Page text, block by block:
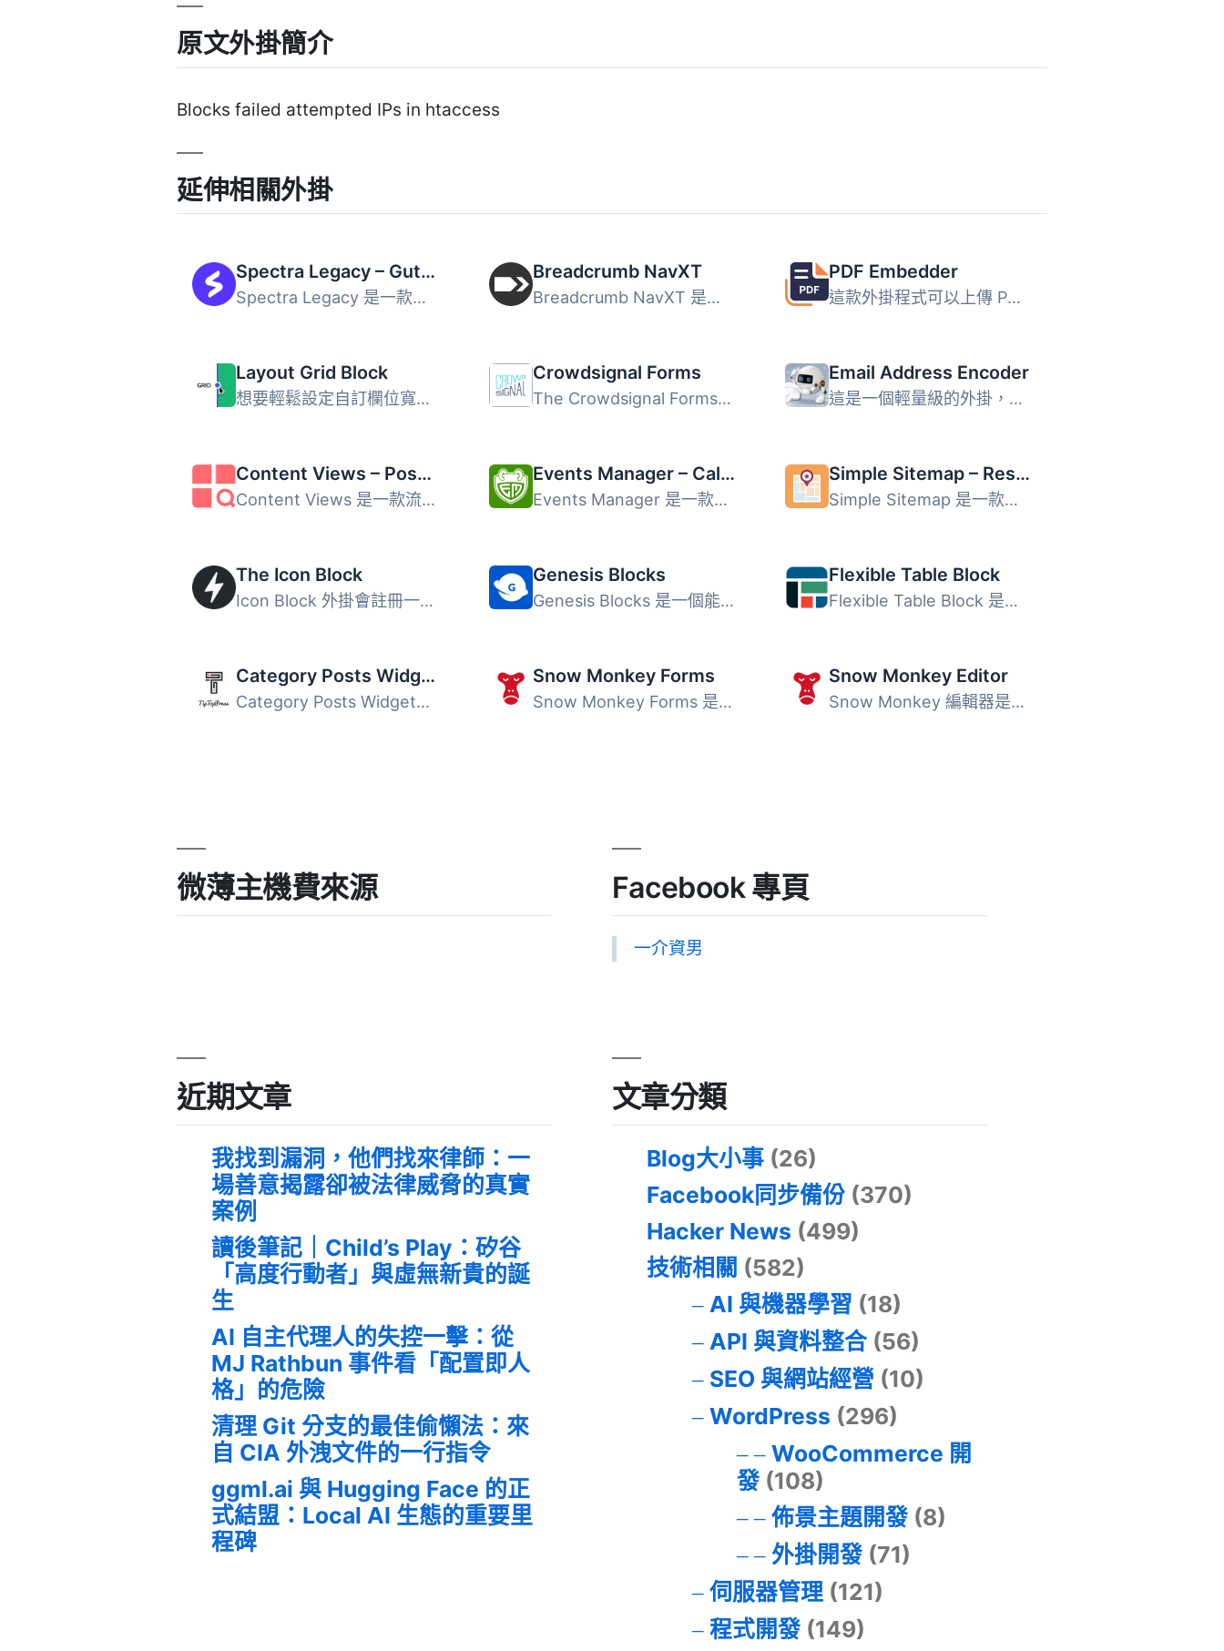
原文外掛簡介
Blocks failed attempted IPs in htaccess
延伸相關外掛
Spectra Legacy – Gutenberg Blocks
Spectra Legacy 是一款專為現有 Spectra 用戶設計的 Gutenber...
Breadcrumb NavXT
Breadcrumb NavXT 是受歡迎的 WordPress 外掛 Breadcrumb Nav...
PDF Embedder
這款外掛程式可以上傳 PDF 檔案，並將它們直接嵌入到您網站的...
Layout Grid Block
想要輕鬆設定自訂欄位寬度和位置的列排版嗎？也許您想要在文...
Crowdsignal Forms
The Crowdsignal Forms 外掛可以讓您直接在區塊編輯器中建立...
Email Address Encoder
這是一個輕量級的外掛，可以保護純文字的電子郵件地址和 mail...
Content Views – Post Grid & Filter (Shortcode, Blocks, Elementor Widgets)
Content Views 是一款流行的網格外掛，能夠輕鬆創建引人注目...
Events Manager – Calendar, Bookings, Tickets, and more!
Events Manager 是一款功能全面的活動日曆、預訂、約會、排程...
Simple Sitemap – Responsive HTML Sitemap for WordPress
Simple Sitemap 是一款為 WordPress 網站添加可見且友好的 HT...
The Icon Block
Icon Block 外掛會註冊一個單一且易於使用的區塊，讓您可以在...
Genesis Blocks
Genesis Blocks 是一個能夠在 Gutenberg 段落編輯器中使用的...
Flexible Table Block
Flexible Table Block 是一款強大的 WordPress 區塊編輯器表...
Category Posts Widget
Category Posts Widget是一個輕巧的小工具，設計用於一件事並...
Snow Monkey Forms
Snow Monkey Forms 是一款專為區塊編輯器設計的郵件表單外掛...
Snow Monkey Editor
Snow Monkey 編輯器是一個可以擴展區塊編輯器的外掛。 GitHub...
微薄主機費來源 Facebook 專頁
一介資男
近期文章
我找到漏洞，他們找來律師：一
場善意揭露卻被法律威脅的真實
案例
讀後筆記｜Child’s Play：矽谷
「高度行動者」與虛無新貴的誕
生
AI 自主代理人的失控一擊：從
MJ Rathbun 事件看「配置即人
格」的危險
清理 Git 分支的最佳偷懶法：來
自 CIA 外洩文件的一行指令
ggml.ai 與 Hugging Face 的正
式結盟：Local AI 生態的重要里
程碑
文章分類
Blog大小事 (26)
Facebook同步備份 (370)
Hacker News (499)
技術相關 (582)
AI 與機器學習 (18)
API 與資料整合(56)
SEO 與網站經營 (10)
WordPress (296)
WooCommerce 開
發(108)
佈景主題開發(8)
外掛開發(71)
伺服器管理(121)
程式開發(149)